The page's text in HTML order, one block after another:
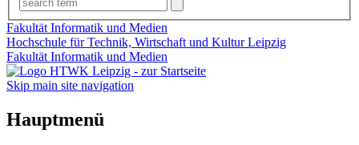
Fakultät Informatik und Medien
Hochschule für Technik, Wirtschaft und Kultur Leipzig
Fakultät Informatik und Medien
Skip main site navigation
Hauptmenü